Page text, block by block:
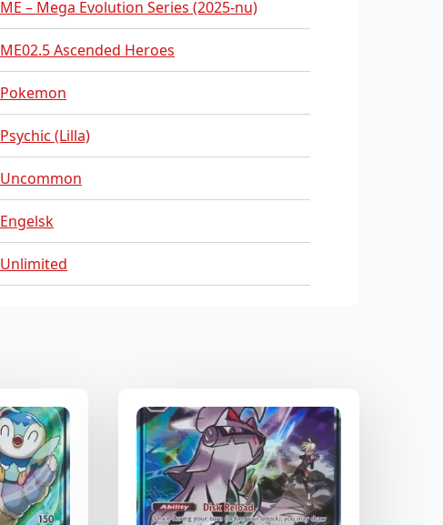
ME – Mega Evolution Series (2025-nu)
ME02.5 Ascended Heroes
Pokemon
Psychic (Lilla)
Uncommon
Engelsk
Unlimited